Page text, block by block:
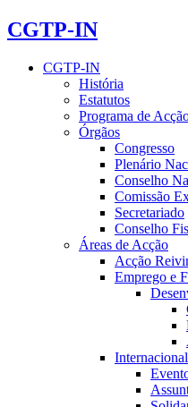
CGTP-IN
CGTP-IN
História
Estatutos
Programa de
Órgãos
Congresso
Plenário
Conselho
Comissão
Secretariado
Conselho
Áreas de Acção
Acção
Emprego e
Internacional